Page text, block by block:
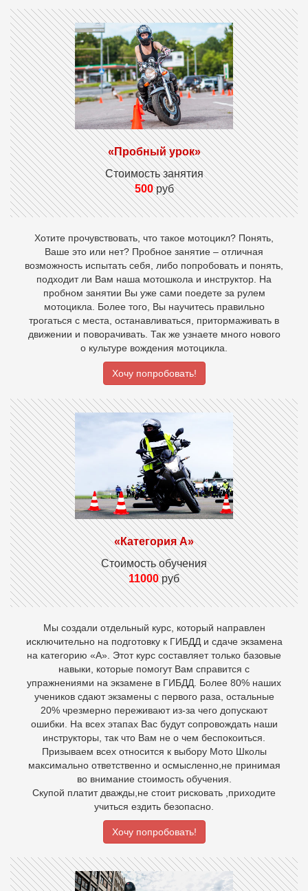
«Пробный урок»
Стоимость занятия
500руб
Хотите прочувствовать, что такое мотоцикл? Понять,
Ваше это или нет? Пробное занятие – отличная
возможность испытать себя, либо попробовать и понять,
подходит ли Вам наша мотошкола и инструктор. На
пробном занятии Вы уже сами поедете за рулем
мотоцикла. Более того, Вы научитесь правильно
трогаться с места, останавливаться, притормаживать в
движении и поворачивать. Так же узнаете много нового
о культуре вождения мотоцикла.
Хочу попробовать!
«Категория А»
Стоимость обучения
11000руб
Мы создали отдельный курс, который направлен
исключительно на подготовку к ГИБДД и сдаче экзамена
на категорию «А». Этот курс составляет только базовые
навыки, которые помогут Вам справится с
упражнениями на экзамене в ГИБДД. Более 80% наших
учеников сдают экзамены с первого раза, остальные
20% чрезмерно переживают из-за чего допускают
ошибки. На всех этапах Вас будут сопровождать наши
инструкторы, так что Вам не о чем беспокоиться.
Призываем всех относится к выбору Мото Школы
максимально ответственно и осмысленно,не принимая
во внимание стоимость обучения.
Скупой платит дважды,не стоит рисковать ,приходите
учиться ездить безопасно.
Хочу попробовать!